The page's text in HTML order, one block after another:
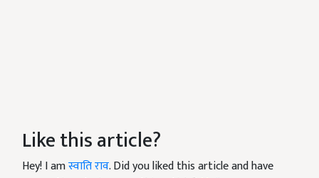
Like this article?
Hey! I amस्वाति राव. Did you liked this article and have